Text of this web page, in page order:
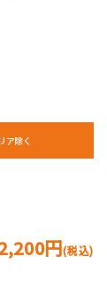
除く
円(税込)